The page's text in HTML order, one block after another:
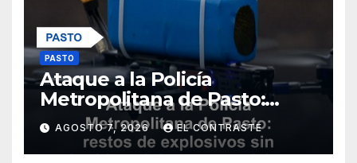
PASTO
Ataque a la Policía
Metropolitana de Pasto:
restos de explosivos sin
heridos ni daños materiales
AGOSTO 7, 2026 EL CONTRASTE